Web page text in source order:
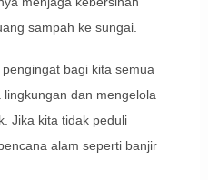
sampah ke sungai.
bagi kita semua
dan mengelola
Jika kita tidak peduli
alam seperti banjir